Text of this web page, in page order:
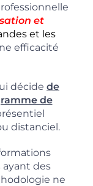
et
et les
efficacité
décide de
de
distanciel.
des
ne